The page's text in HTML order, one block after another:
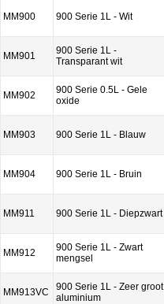
MM900 900 Serie 1L - Wit
MM901
900 Serie 1L -
Transparant wit
MM902
900 Serie 0.5L - Gele
oxide
MM903 900 Serie 1L - Blauw
MM904 900 Serie 1L - Bruin
MM911 900 Serie 1L - Diepzwart
MM912
900 Serie 1L - Zwart
mengsel
MM913VC
900 Serie 1L - Zeer groot
aluminium